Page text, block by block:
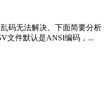
码无法解决。下面简要分析
文件默认是ANSI编码，...